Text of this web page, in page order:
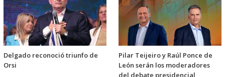
Delgado reconoció triunfo de
Orsi
Pilar Teijeiro y Raúl Ponce de
León serán los moderadores
del debate presidencial